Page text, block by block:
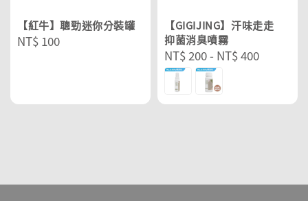
【紅牛】聰勁迷你分裝罐
Regular
NT$ 100
【GIGIJING】汗味走走
抑菌消臭噴霧
Regular
price
NT$ 200- NT$ 400